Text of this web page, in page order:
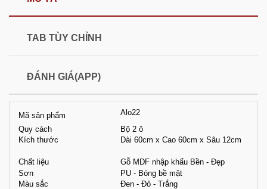
TAB TÙY CHỈNH
ĐÁNH GIÁ(APP)
Mã sản phẩm
Alo22
Quy cách
Bộ 2 ô
Kích thước
Dài 60cm x Cao 60cm x Sâu 12cm
Chất liệu
Gỗ MDF nhập khẩu Bền - Đẹp
Sơn
PU - Bóng bề mặt
Màu sắc
Đen - Đỏ - Trắng